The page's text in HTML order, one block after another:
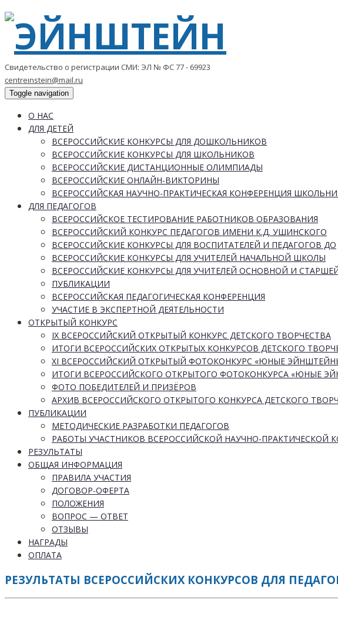
Свидетельство о регистрации СМИ: ЭЛ № ФС 77 - 69923
centreinstein@mail.ru
Toggle navigation
О НАС
ДЛЯ ДЕТЕЙ
ВСЕРОССИЙСКИЕ КОНКУРСЫ ДЛЯ ДОШКОЛЬНИКОВ
ВСЕРОССИЙСКИЕ КОНКУРСЫ ДЛЯ ШКОЛЬНИКОВ
ВСЕРОССИЙСКИЕ ДИСТАНЦИОННЫЕ ОЛИМПИАДЫ
ВСЕРОССИЙСКИЕ ОНЛАЙН-ВИКТОРИНЫ
ВСЕРОССИЙСКАЯ НАУЧНО-ПРАКТИЧЕСКАЯ КОНФЕРЕНЦИЯ
ДЛЯ ПЕДАГОГОВ
ВСЕРОССИЙСКОЕ ТЕСТИРОВАНИЕ РАБОТНИКОВ ОБРАЗОВАНИЯ
ВСЕРОССИЙСКИЙ КОНКУРС ПЕДАГОГОВ ИМЕНИ К.Д. УШИНСКОГО
ВСЕРОССИЙСКИЕ КОНКУРСЫ ДЛЯ ВОСПИТАТЕЛЕЙ И ПЕДАГОГОВ ДО
ВСЕРОССИЙСКИЕ КОНКУРСЫ ДЛЯ УЧИТЕЛЕЙ НАЧАЛЬНОЙ ШКОЛЫ
ВСЕРОССИЙСКИЕ КОНКУРСЫ ДЛЯ УЧИТЕЛЕЙ ОСНОВНОЙ И
ПУБЛИКАЦИИ
ВСЕРОССИЙСКАЯ ПЕДАГОГИЧЕСКАЯ КОНФЕРЕНЦИЯ
УЧАСТИЕ В ЭКСПЕРТНОЙ ДЕЯТЕЛЬНОСТИ
ОТКРЫТЫЙ КОНКУРС
IX ВСЕРОССИЙСКИЙ ОТКРЫТЫЙ КОНКУРС ДЕТСКОГО ТВОРЧЕСТВА
ИТОГИ ВСЕРОССИЙСКИХ ОТКРЫТЫХ КОНКУРСОВ ДЕТСКОГО
XI ВСЕРОССИЙСКИЙ ОТКРЫТЫЙ ФОТОКОНКУРС «ЮНЫЕ
ИТОГИ ВСЕРОССИЙСКОГО ОТКРЫТОГО ФОТОКОНКУРСА «ЮНЫЕ
ФОТО ПОБЕДИТЕЛЕЙ И ПРИЗЁРОВ
АРХИВ ВСЕРОССИЙСКОГО ОТКРЫТОГО КОНКУРСА ДЕТСКОГО
ПУБЛИКАЦИИ
МЕТОДИЧЕСКИЕ РАЗРАБОТКИ ПЕДАГОГОВ
РАБОТЫ УЧАСТНИКОВ ВСЕРОССИЙСКОЙ НАУЧНО-ПРАКТИЧЕСКОЙ
РЕЗУЛЬТАТЫ
ОБЩАЯ ИНФОРМАЦИЯ
ПРАВИЛА УЧАСТИЯ
ДОГОВОР-ОФЕРТА
ПОЛОЖЕНИЯ
ВОПРОС — ОТВЕТ
ОТЗЫВЫ
НАГРАДЫ
ОПЛАТА
РЕЗУЛЬТАТЫ ВСЕРОССИЙСКИХ КОНКУРСОВ ДЛЯ